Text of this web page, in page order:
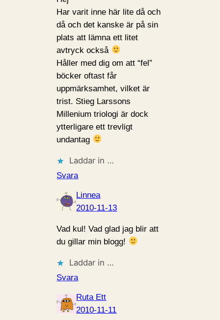
Har varit inne här lite då och
då och det kanske är på sin
plats att lämna ett litet
avtryck också
Håller med dig om att “fel”
böcker oftast får
uppmärksamhet, vilket är
trist. Stieg Larssons
Millenium triologi är dock
ytterligare ett trevligt
undantag
Laddar in …
Svara
Linnea
2010-11-13
Vad kul! Vad glad jag blir att
du gillar min blogg!
Laddar in …
Svara
Ruta Ett
2010-11-11